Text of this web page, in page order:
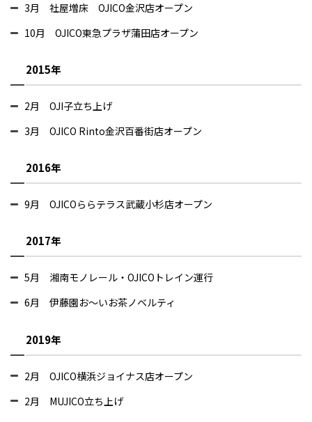
3月 社屋増床 OJICO金沢店オープン
10月 OJICO東急プラザ蒲田店オープン
2015年
2月 OJI子立ち上げ
3月 OJICO Rinto金沢百番街店オープン
2016年
9月 OJICOららテラス武蔵小杉店オープン
2017年
5月 湘南モノレール・OJICOトレイン運行
6月 伊藤園お～いお茶ノベルティ
2019年
2月 OJICO横浜ジョイナス店オープン
2月 MUJICO立ち上げ